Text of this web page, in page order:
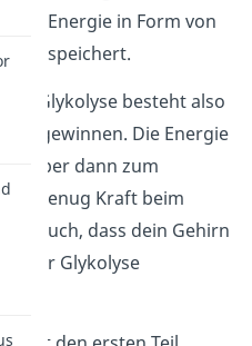
Energie in Form von
gespeichert.
der Glykolyse besteht also
zu gewinnen. Die Energie
Körper dann zum
du genug Kraft beim
auch, dass dein Gehirn
der Glykolyse